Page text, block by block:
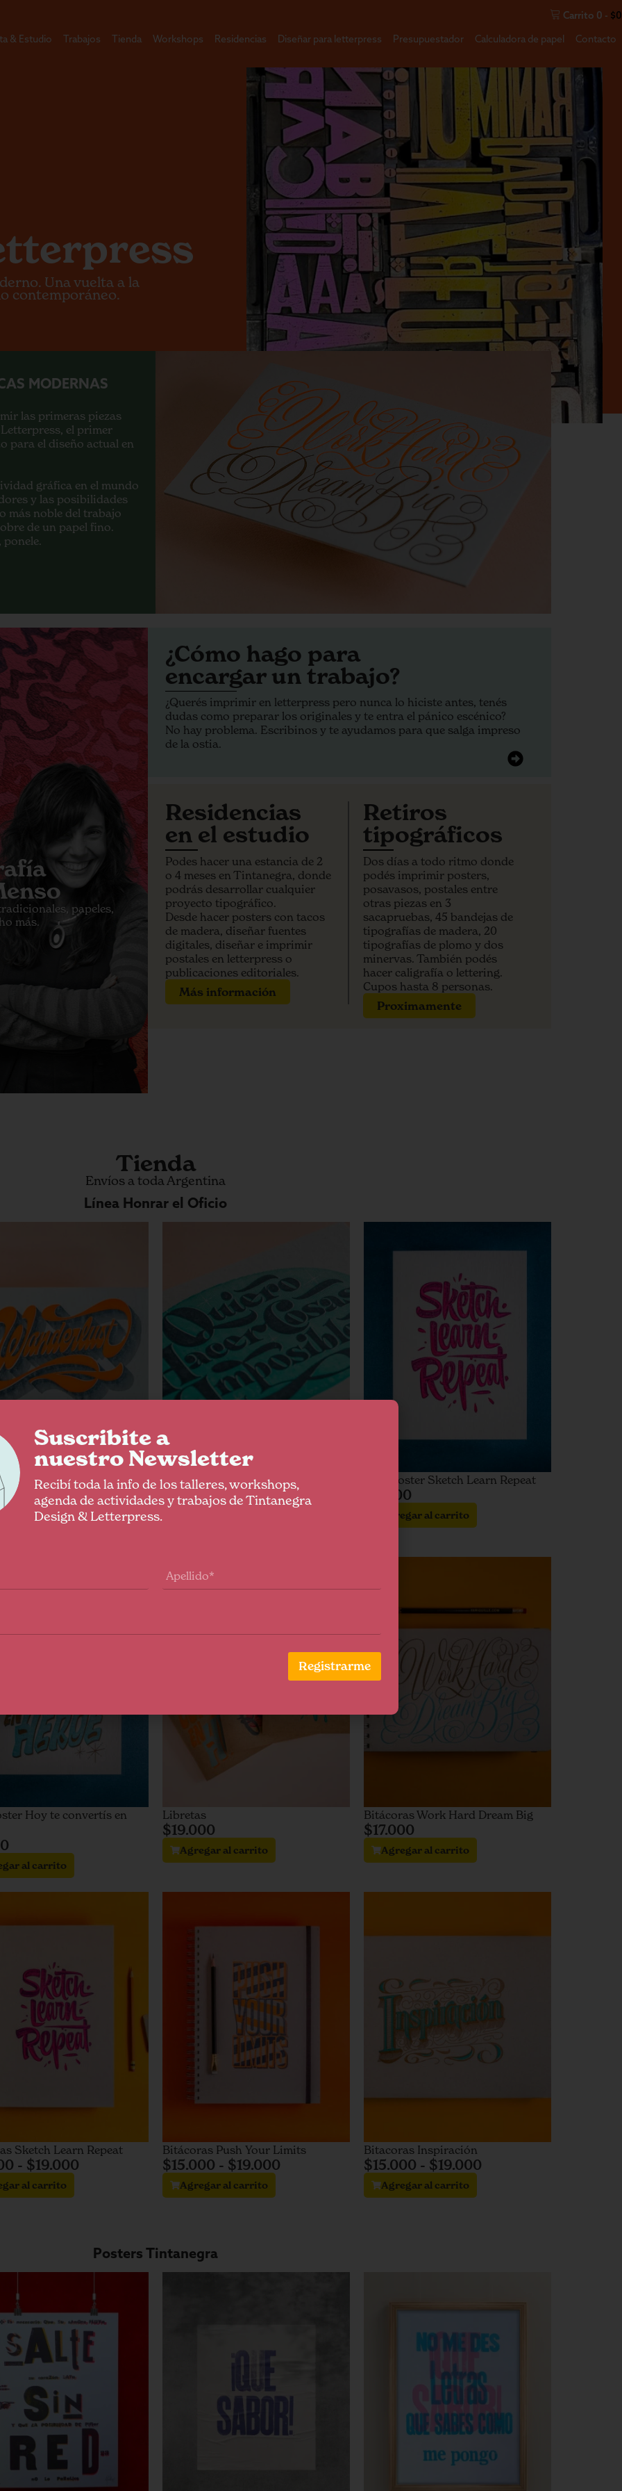
Carrito 0 - $0
& Estudio Trabajos Tienda Workshops Residencias Diseñar para letterpress Presupuestador Calculadora de papel Contacto
Una vuelta a la
contemporáneo.
MODERNAS
las primeras piezas
el primer
para el diseño actual en
gráfica en el mundo
y las posibilidades
más noble del trabajo
de un papel fino.
papeles,
más.
¿Cómo hago para
encargar un trabajo?
¿Querés imprimir en letterpress pero nunca lo hiciste antes, tenés
dudas como preparar los originales y te entra el pánico escénico?
No hay problema. Escribinos y te ayudamos para que salga impreso
de la ostia.
Residencias
en el estudio
Podes hacer una estancia de 2
o 4 meses en Tintanegra, donde
podrás desarrollar cualquier
proyecto tipográfico.
Desde hacer posters con tacos
de madera, diseñar fuentes
digitales, diseñar e imprimir
postales en letterpress o
publicaciones editoriales.
Más información
Retiros
tipográficos
Dos días a todo ritmo donde
podés imprimir posters,
posavasos, postales entre
otras piezas en 3
sacapruebas, 45 bandejas de
tipografías de madera, 20
tipografías de plomo y dos
minervas. También podés
hacer caligrafía o lettering.
Cupos hasta 8 personas.
Proximamente
Tienda
Envíos a toda Argentina
Línea Honrar el Oficio
Wanderlust
al carrito
Postales Quiero hacer cosas
imposibles
$1.000
Mini Poster Sketch Learn Repeat
2.500
Agregar al carrito
Hoy te convertís en
al carrito
Libretas
$19.000
Agregar al carrito
Bitácoras Work Hard Dream Big
$17.000
Agregar al carrito
Sketch Learn Repeat
- $19.000
al carrito
Bitácoras Push Your Limits
$15.000 - $19.000
Agregar al carrito
Bitacoras Inspiración
$15.000 - $19.000
Agregar al carrito
Posters Tintanegra
Suscribite a
nuestro Newsletter
Recibí toda la info de los talleres, workshops,
agenda de actividades y trabajos de Tintanegra
Design & Letterpress.
Registrarme